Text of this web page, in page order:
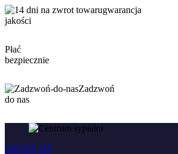
gwarancja
jakości
Płać
bezpiecznie
Zadzwoń
do nas
518 225 110